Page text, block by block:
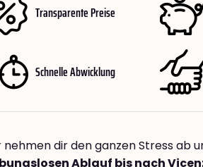
Transparente Preise
Schnelle Abwicklung
nehmen dir den ganzen Stress ab
Ablauf bis nach